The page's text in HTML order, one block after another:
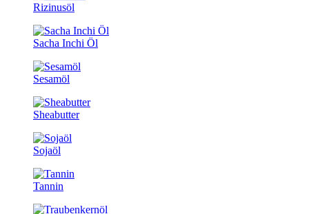
Rizinusöl
Sacha Inchi Öl
Sesamöl
Sheabutter
Sojaöl
Tannin